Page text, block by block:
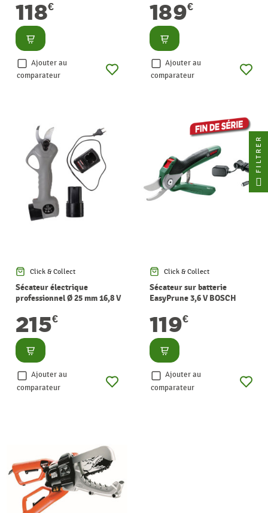
118€
Consulter
Ajouter au
comparateur
189€
Consulter
Ajouter au
comparateur
Click & Collect
Sécateur électrique
professionnel Ø 25 mm 16,8 V
215€
Consulter
Ajouter au
comparateur
Click & Collect
Sécateur sur batterie
EasyPrune 3,6 V BOSCH
119€
Consulter
Ajouter au
comparateur
FILTRER